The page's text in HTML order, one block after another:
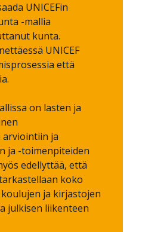
UNICEFin
-mallia
kunta.
UNICEF
että
on lasten ja
arviointiin ja
ja -toimenpiteiden
edellyttää, että
koko
ja kirjastojen
julkisen liikenteen